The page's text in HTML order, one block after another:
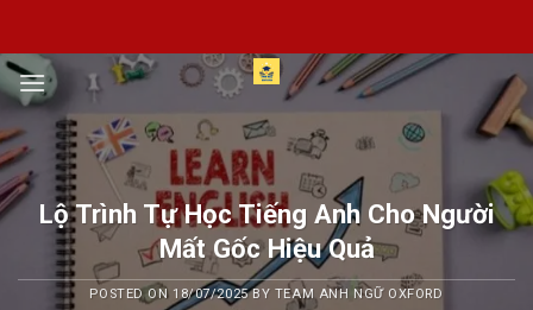
content
Lộ Trình Tự Học Tiếng Anh Cho Người
Mất Gốc Hiệu Quả
POSTED ON 18/07/2025BY TEAM ANH NGỮ OXFORD